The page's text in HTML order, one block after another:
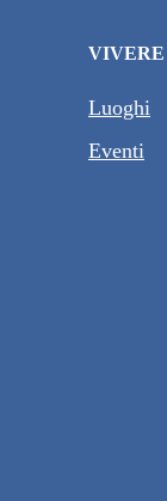
VIVERE
Luoghi
Eventi